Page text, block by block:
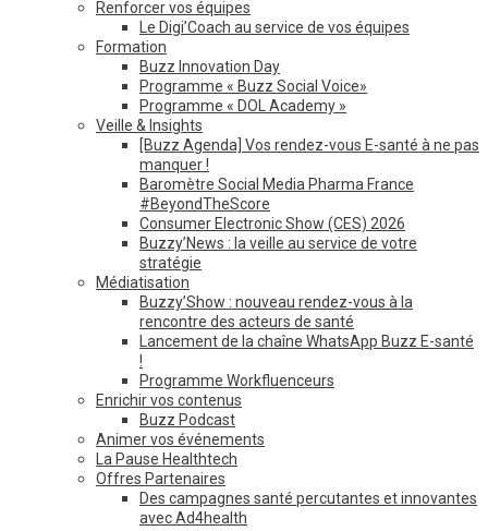
Renforcer vos équipes
Le Digi’Coach au service de vos équipes
Formation
Buzz Innovation Day
Programme « Buzz Social Voice»
Programme « DOL Academy »
Veille & Insights
[Buzz Agenda] Vos rendez-vous E-santé à ne pas
manquer !
Baromètre Social Media Pharma France
#BeyondTheScore
Consumer Electronic Show (CES) 2026
Buzzy’News : la veille au service de votre
stratégie
Médiatisation
Buzzy’Show : nouveau rendez-vous à la
rencontre des acteurs de santé
Lancement de la chaîne WhatsApp Buzz E-santé
!
Programme Workfluenceurs
Enrichir vos contenus
Buzz Podcast
Animer vos événements
La Pause Healthtech
Offres Partenaires
Des campagnes santé percutantes et innovantes
avec Ad4health